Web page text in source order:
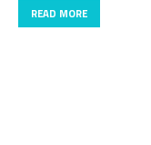
READ MORE